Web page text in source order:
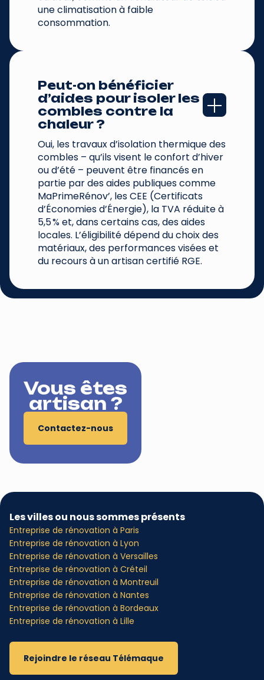
une climatisation à faible
consommation.
Peut-on bénéficier
d’aides pour isoler les
combles contre la
chaleur ?
Oui, les travaux d’isolation thermique des
combles – qu’ils visent le confort d’hiver
ou d’été – peuvent être financés en
partie par des aides publiques comme
MaPrimeRénov’, les CEE (Certificats
d’Économies d’Énergie), la TVA réduite à
5,5 % et, dans certains cas, des aides
locales. L’éligibilité dépend du choix des
matériaux, des performances visées et
du recours à un artisan certifié RGE.
Vous êtes
artisan ?
Contactez-nous
Rejoindre le réseau Télémaque
Les villes ou nous sommes présents
Entreprise de rénovation à Paris
Entreprise de rénovation à Lyon
Entreprise de rénovation à Versailles
Entreprise de rénovation à Créteil
Entreprise de rénovation à Montreuil
Entreprise de rénovation à Nantes
Entreprise de rénovation à Bordeaux
Entreprise de rénovation à Lille